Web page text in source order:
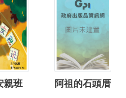
親班 阿祖的石頭厝